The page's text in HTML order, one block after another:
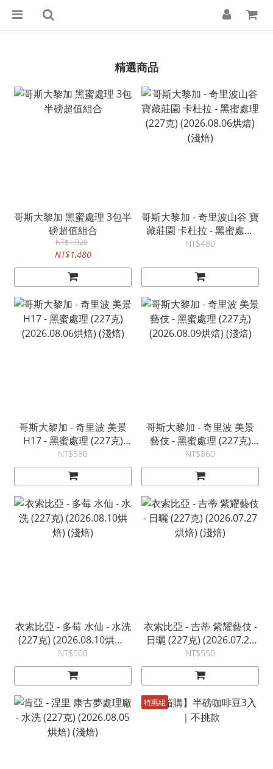
精選商品
哥斯大黎加 黑蜜處理 3包半
磅超值組合
NT$1,920
NT$1,480
哥斯大黎加 - 奇里波山谷 寶
藏莊園 卡杜拉 - 黑蜜處理
(227克) (2026.08.06烘焙)
NT$480
哥斯大黎加 - 奇里波 美景
H17 - 黑蜜處理 (227克)
(2026.08.06烘焙) (淺焙)
NT$580
哥斯大黎加 - 奇里波 美景
藝伎 - 黑蜜處理 (227克)
(2026.08.09烘焙) (淺焙)
NT$860
衣索比亞 - 多莓 水仙 - 水洗
(227克) (2026.08.10烘焙)
(淺焙)
NT$500
衣索比亞 - 吉蒂 紫耀藝伎 -
日曬 (227克) (2026.07.27
烘焙) (淺焙)
NT$550
特惠組